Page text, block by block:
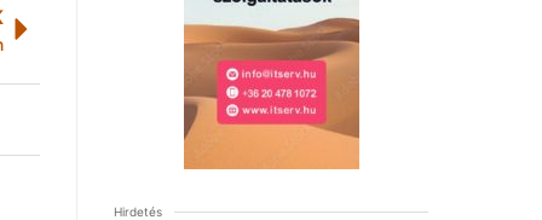
Hirdetés